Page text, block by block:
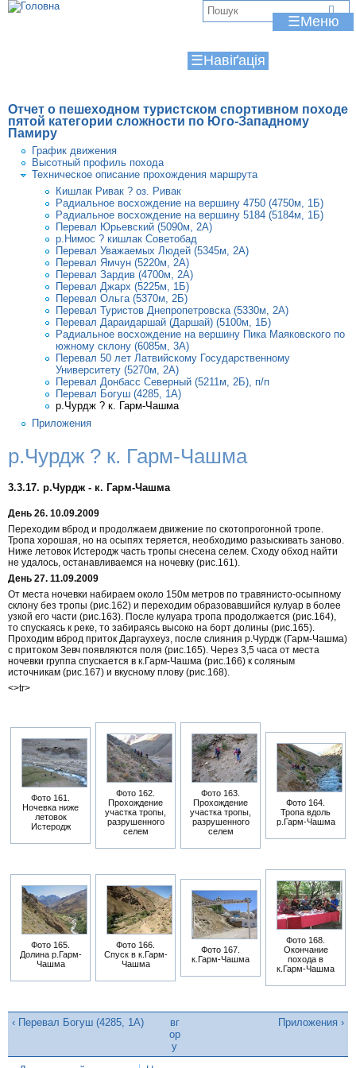
Jump to navigation
☰
Отчет о пешеходном туристском спортивном походе
пятой категории сложности по Юго-Западному
Памиру
График движения
Высотный профиль похода
Техническое описание прохождения маршрута
Кишлак Ривак ? оз. Ривак
Радиальное восхождение на вершину 4750 (4750м, 1Б)
Радиальное восхождение на вершину 5184 (5184м, 1Б)
Перевал Юрьевский (5090м, 2А)
р.Нимос ? кишлак Советобад
Перевал Уважаемых Людей (5345м, 2А)
Перевал Ямчун (5220м, 2А)
Перевал Зардив (4700м, 2А)
Перевал Джарх (5225м, 1Б)
Перевал Ольга (5370м, 2Б)
Перевал Туристов Днепропетровска (5330м, 2А)
Перевал Дараидаршай (Даршай) (5100м, 1Б)
Радиальное восхождение на вершину Пика Маяковского по
южному склону (6085м, 3А)
Перевал 50 лет Латвийскому Государственному
Университету (5270м, 2А)
Перевал Донбасс Северный (5211м, 2Б), п/п
Перевал Богуш (4285, 1А)
р.Чурдж ? к. Гарм-Чашма
Приложения
☰
р.Чурдж ? к. Гарм-Чашма
3.3.17. р.Чурдж - к. Гарм-Чашма
День 26. 10.09.2009
Переходим вброд и продолжаем движение по скотопрогонной тропе.
Тропа хорошая, но на осыпях теряется, необходимо разыскивать заново.
Ниже летовок Истеродж часть тропы снесена селем. Сходу обход найти
не удалось, останавливаемся на ночевку (рис.161).
День 27. 11.09.2009
От места ночевки набираем около 150м метров по травянисто-осыпному
склону без тропы (рис.162) и переходим образовавшийся кулуар в более
узкой его части (рис.163). После кулуара тропа продолжается (рис.164),
то спускаясь к реке, то забираясь высоко на борт долины (рис.165).
Проходим вброд приток Даргаухеуз, после слияния р.Чурдж (Гарм-Чашма)
с притоком Зевч появляются поля (рис.165). Через 3,5 часа от места
ночевки группа спускается в к.Гарм-Чашма (рис.166) к соляным
источникам (рис.167) и вкусному плову (рис.168).
<>tr>
Фото 161.
Ночевка ниже
летовок
Истеродж
Фото 162.
Прохождение
участка тропы,
разрушенного
селем
Фото 163.
Прохождение
участка тропы,
разрушенного
селем
Фото 164.
Тропа вдоль
р.Гарм-Чашма
Фото 165.
Долина р.Гарм-
Чашма
Фото 166.
Спуск в к.Гарм-
Чашма
Фото 167.
к.Гарм-Чашма
Фото 168.
Окончание
похода в
к.Гарм-Чашма
‹ Перевал Богуш (4285, 1А)
вг
ор
у
Приложения ›